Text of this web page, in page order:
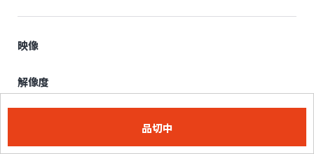
品切中
映像
解像度
1920×1080
最大30fps